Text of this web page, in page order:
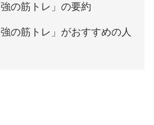
の筋トレ」の要約
の筋トレ」がおすすめの人